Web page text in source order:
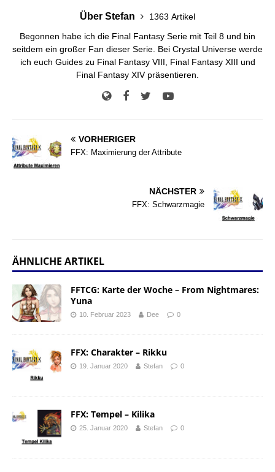
Über Stefan
1363 Artikel
Begonnen habe ich die Final Fantasy Serie mit Teil 8 und bin
seitdem ein großer Fan dieser Serie. Bei Crystal Universe werde
ich euch Guides zu Final Fantasy VIII, Final Fantasy XIII und
Final Fantasy XIV präsentieren.
VORHERIGER
FFX: Maximierung der Attribute
NÄCHSTER
FFX: Schwarzmagie
ÄHNLICHE ARTIKEL
FFTCG: Karte der Woche – From Nightmares:
Yuna
10. Februar 2023 Dee 0
FFX: Charakter – Rikku
19. Januar 2020 Stefan 0
FFX: Tempel – Kilika
25. Januar 2020 Stefan 0